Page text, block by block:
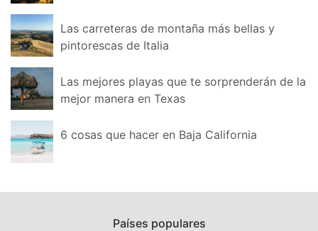
Las carreteras de montaña más bellas y
pintorescas de Italia
Las mejores playas que te sorprenderán de la
mejor manera en Texas
6 cosas que hacer en Baja California
Países populares